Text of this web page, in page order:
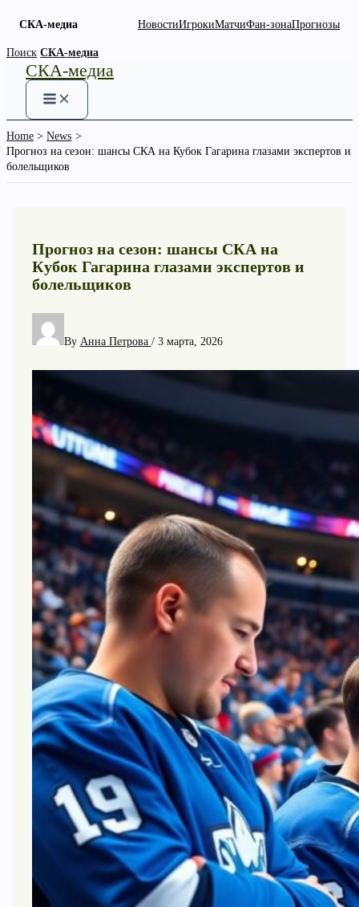
СКА-медиа НовостиИгрокиМатчиФан-зонаПрогнозы
Skip
content
Поиск СКА-медиа
СКА-медиа
Home
News
Прогноз на сезон: шансы СКА на Кубок Гагарина глазами экспертов и
болельщиков
Прогноз на сезон: шансы СКА на
Кубок Гагарина глазами экспертов и
болельщиков
By Анна Петрова / 3 марта, 2026